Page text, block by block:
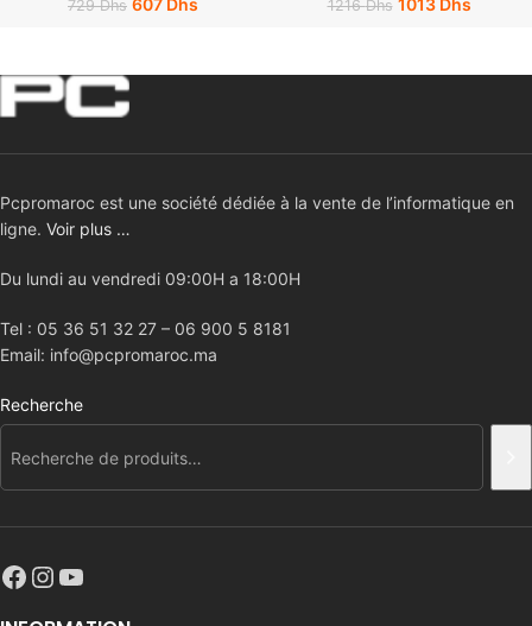
729Dhs 1216Dhs
Pcpromaroc est une société dédiée à la vente de l’informatique en
ligne. Voir plus …
Du lundi au vendredi 09:00H a 18:00H
Tel : 05 36 51 32 27 – 06 900 5 8181
Email: info@pcpromaroc.ma
Recherche